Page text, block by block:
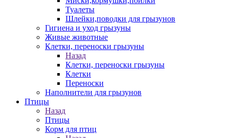
Туалеты
Шлейки,поводки для грызунов
Гигиена и уход грызуны
Живые животные
Клетки, переноски грызуны
Назад
Клетки, переноски грызуны
Клетки
Переноски
Наполнители для грызунов
Птицы
Назад
Птицы
Корм для птиц